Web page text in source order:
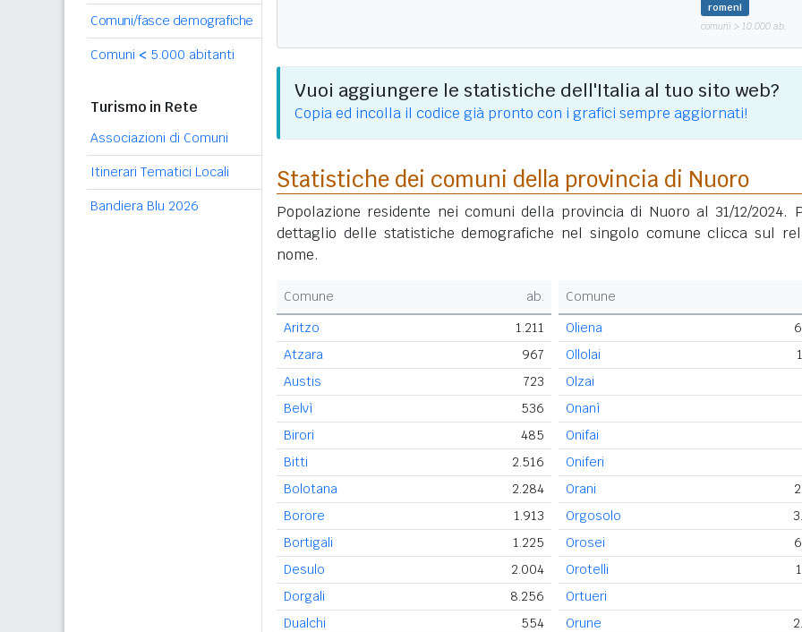
Comuni/fasce demografiche
Comuni < 5.000 abitanti
Turismo in Rete
Associazioni di Comuni
Itinerari Tematici Locali
Bandiera Blu 2026
romeni
comuni > 10.000 ab.
Vuoi aggiungere le statistiche dell'Italia al tuo sito web?
Copia ed incolla il codice già pronto con i grafici sempre aggiornati!
Statistiche dei comuni della provincia di Nuoro
Popolazione residente nei comuni della provincia di Nuoro al 31/12/2024.
dettaglio delle statistiche demografiche nel singolo comune clicca sul
nome.
Comune
ab.
Aritzo
1.211
Atzara
967
Austis
723
Belvì
536
Birori
485
Bitti
2.516
Bolotana
2.284
Borore
1.913
Bortigali
1.225
Desulo
2.004
Dorgali
8.256
Dualchi
554
Comune
Oliena
Ollolai
Olzai
Onanì
Onifai
Oniferi
Orani
Orgosolo
Orosei
Orotelli
Ortueri
Orune